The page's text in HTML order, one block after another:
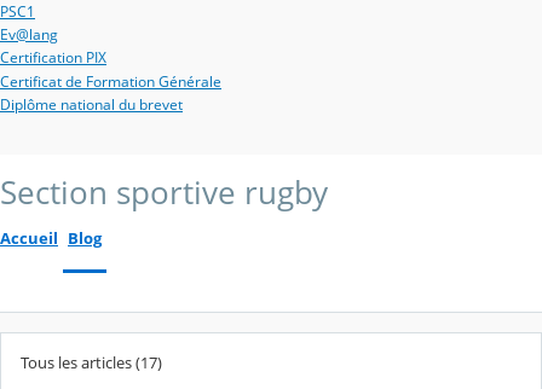
PSC1
Ev@lang
Certification PIX
Certificat de Formation Générale
Diplôme national du brevet
Section sportive rugby
Accueil Blog
Tous les articles (17)